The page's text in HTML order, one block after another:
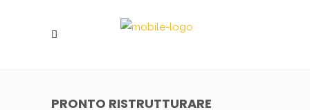
PRONTO RISTRUTTURARE